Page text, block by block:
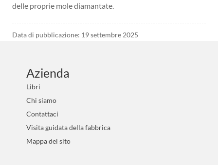
delle proprie mole diamantate.
Data di pubblicazione: 19 settembre 2025
Azienda
Libri
Chi siamo
Contattaci
Visita guidata della fabbrica
Mappa del sito